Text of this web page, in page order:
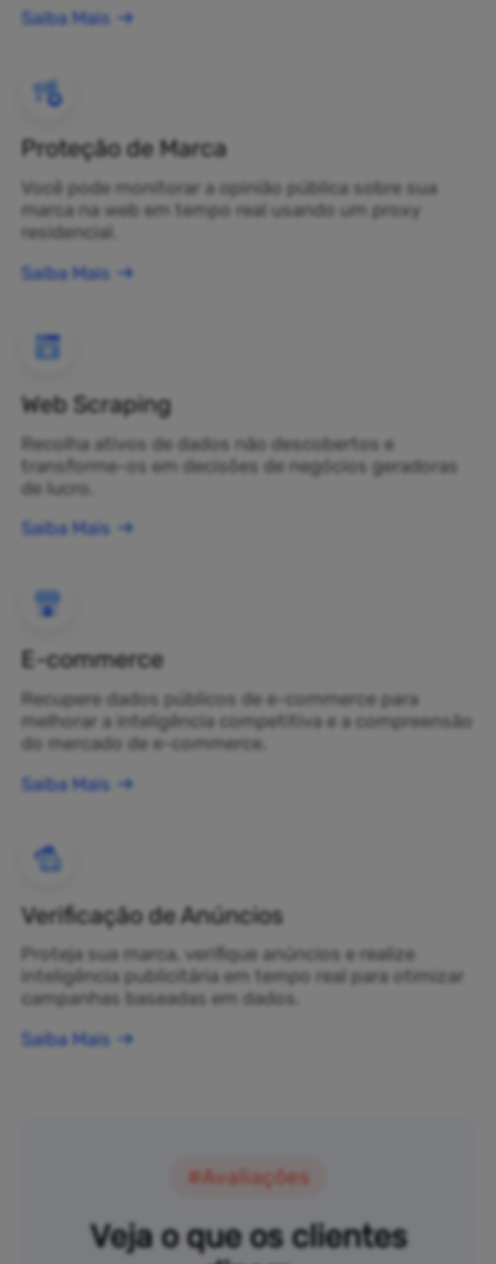
Saiba Mais
Proteção de Marca
Você pode monitorar a opinião pública sobre sua
marca na web em tempo real usando um proxy
residencial.
Saiba Mais
Web Scraping
Recolha ativos de dados não descobertos e
transforme-os em decisões de negócios geradoras
de lucro.
Saiba Mais
E-commerce
Recupere dados públicos de e-commerce para
melhorar a inteligência competitiva e a compreensão
do mercado de e-commerce.
Saiba Mais
Verificação de Anúncios
Proteja sua marca, verifique anúncios e realize
inteligência publicitária em tempo real para otimizar
campanhas baseadas em dados.
Saiba Mais
#Avaliações
Veja o que os clientes